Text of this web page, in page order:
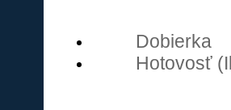
Dobierka
Hotovosť